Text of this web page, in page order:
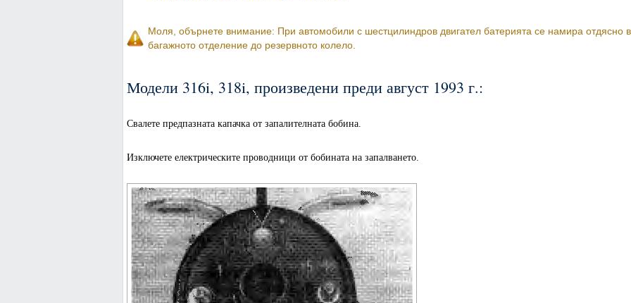
Моля, обърнете внимание: При автомобили с шестцилиндров двигател батерията се намира отдясно в
багажното отделение до резервното колело.
Модели 316i, 318i, произведени преди август 1993 г.:
Свалете предпазната капачка от запалителната бобина.
Изключете електрическите проводници от бобината на запалването.